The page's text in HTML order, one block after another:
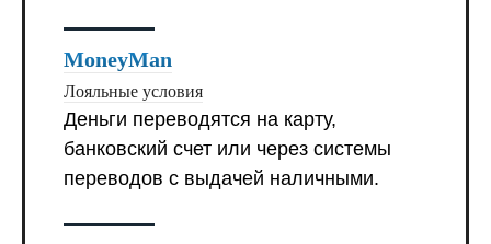
MoneyMan
Лояльные условия
Деньги переводятся на карту,
банковский счет или через системы
переводов с выдачей наличными.